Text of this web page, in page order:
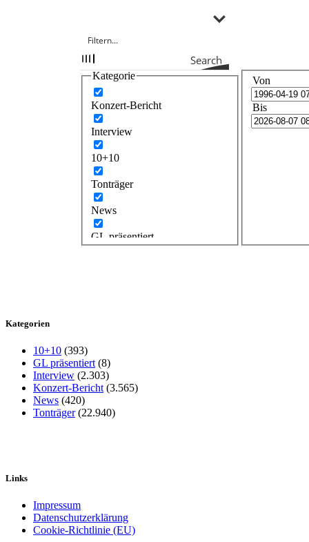
Search
Kategorie
Konzert-Bericht
Interview
10+10
Tonträger
News
GL präsentiert
Von
Bis
Kategorien
10+10 (393)
GL präsentiert (8)
Interview (2.303)
Konzert-Bericht (3.565)
News (420)
Tonträger(22.940)
Links
Impressum
Datenschutzerklärung
Cookie-Richtlinie (EU)